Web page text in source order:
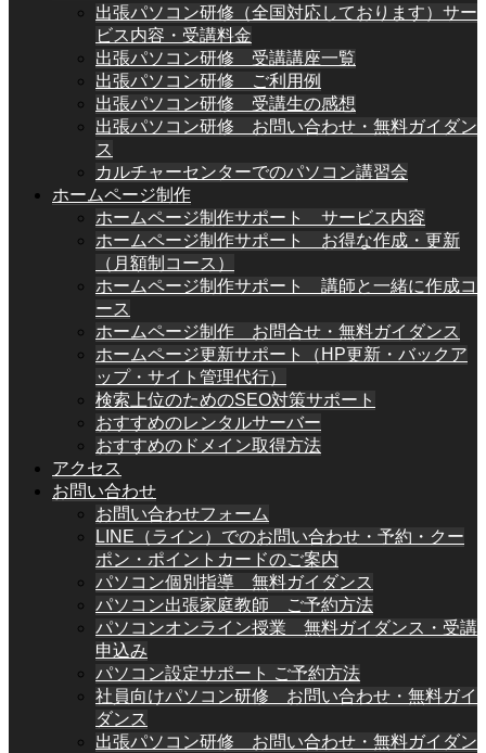
出張パソコン研修（全国対応しております）サー
ビス内容・受講料金
出張パソコン研修 受講講座一覧
出張パソコン研修 ご利用例
出張パソコン研修 受講生の感想
出張パソコン研修 お問い合わせ・無料ガイダン
ス
カルチャーセンターでのパソコン講習会
ホームページ制作
ホームページ制作サポート サービス内容
ホームページ制作サポート お得な作成・更新
（月額制コース）
ホームページ制作サポート 講師と一緒に作成コ
ース
ホームページ制作 お問合せ・無料ガイダンス
ホームページ更新サポート（HP更新・バックア
ップ・サイト管理代行）
検索上位のためのSEO対策サポート
おすすめのレンタルサーバー
おすすめのドメイン取得方法
アクセス
お問い合わせ
お問い合わせフォーム
LINE（ライン）でのお問い合わせ・予約・クー
ポン・ポイントカードのご案内
パソコン個別指導 無料ガイダンス
パソコン出張家庭教師 ご予約方法
パソコンオンライン授業 無料ガイダンス・受講
申込み
パソコン設定サポート ご予約方法
社員向けパソコン研修 お問い合わせ・無料ガイ
ダンス
出張パソコン研修 お問い合わせ・無料ガイダン